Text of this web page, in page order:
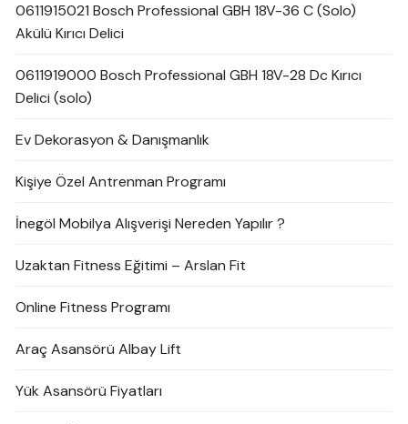
0611915021 Bosch Professional GBH 18V-36 C (Solo)
Akülü Kırıcı Delici
0611919000 Bosch Professional GBH 18V-28 Dc Kırıcı
Delici (solo)
Ev Dekorasyon & Danışmanlık
Kişiye Özel Antrenman Programı
İnegöl Mobilya Alışverişi Nereden Yapılır ?
Uzaktan Fitness Eğitimi – Arslan Fit
Online Fitness Programı
Araç Asansörü Albay Lift
Yük Asansörü Fiyatları